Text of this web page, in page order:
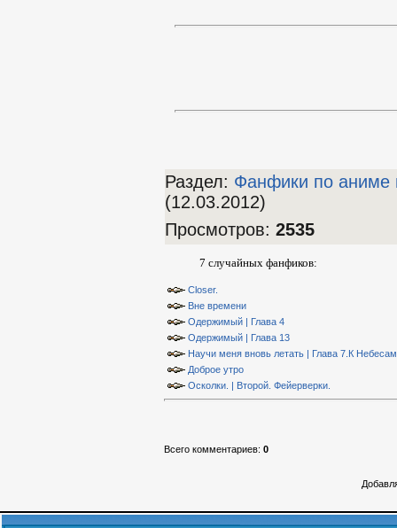
Раздел: Фанфики по аниме
(12.03.2012)
Просмотров: 2535
7 случайных фанфиков:
Closer.
Вне времени
Одержимый | Глава 4
Одержимый | Глава 13
Научи меня вновь летать | Глава 7.К Небесам
Доброе утро
Осколки. | Второй. Фейерверки.
Всего комментариев: 0